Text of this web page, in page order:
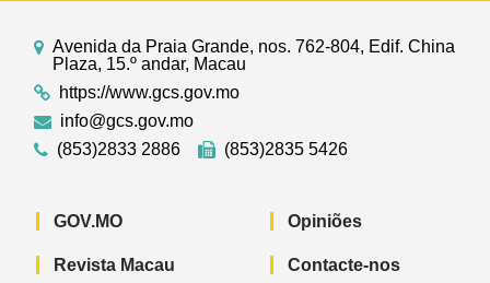
Avenida da Praia Grande, nos. 762-804, Edif. China
Plaza, 15.º andar, Macau
https://www.gcs.gov.mo
info@gcs.gov.mo
(853)2833 2886
(853)2835 5426
GOV.MO
Revista Macau
Opiniões
Contacte-nos